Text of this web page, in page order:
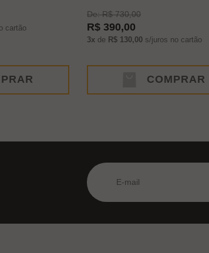
cartão
De: R$ 730,00
R$ 390,00
3x de R$ 130,00 s/juros no cartão
COMPRAR